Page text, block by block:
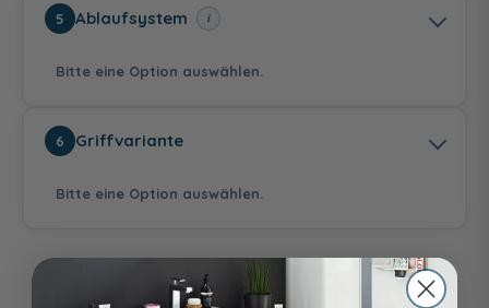
(Acrylfront mit
(Melamin)
Standard
Ausführung
Schweizer
Ausführung
Schalter
5 Ablaufsystem i
Bitte eine Option auswählen.
mit Push-to-open
Überlaufschutz
mit Push-to-open
Überlaufschutz
6 Griffvariante
Bitte eine Option auswählen.
Auswahl zurücksetzen